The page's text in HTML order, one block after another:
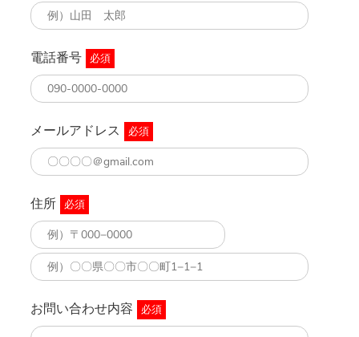
電話番号 必須
メールアドレス 必須
住所 必須
お問い合わせ内容 必須